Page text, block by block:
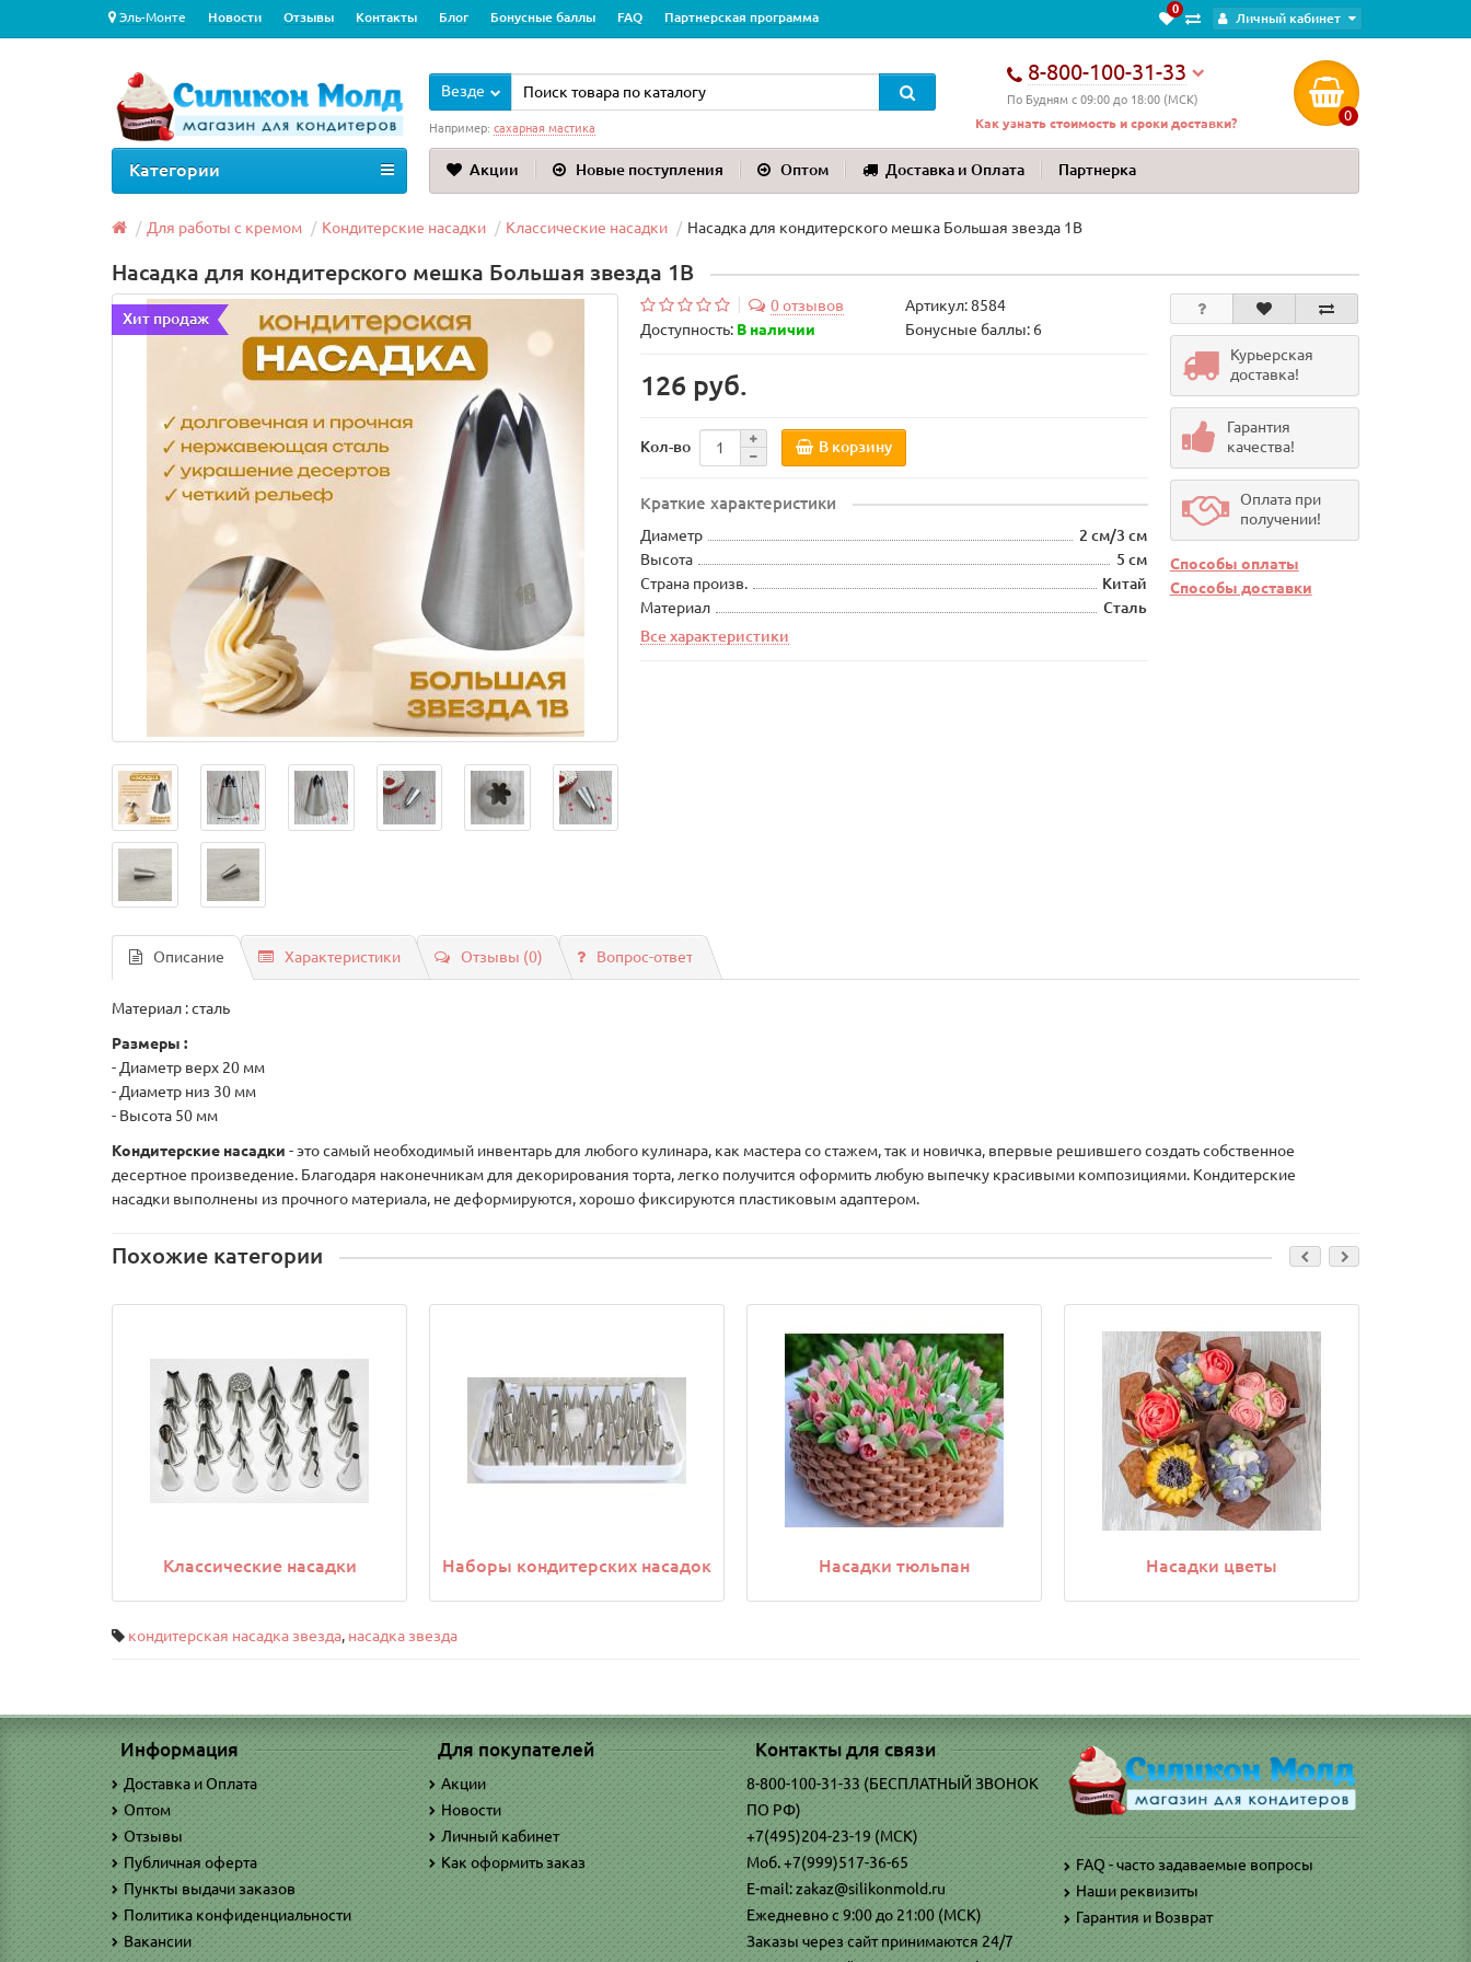
0
Личный кабинет
Эль-Монте Новости Отзывы Контакты Блог Бонусные баллы FAQ Партнерская программа
8-800-100-31-33
По Будням с 09:00 до 18:00 (МСК)
Как узнать стоимость и сроки доставки?
0
Везде
Например: сахарная мастика
Акции Новые поступления Оптом Доставка и Оплата Партнерка
Категории
Для работы с кремом Кондитерские насадки Классические насадки Насадка для кондитерского мешка Большая звезда 1B
Насадка для кондитерского мешка Большая звезда 1B
Хит продаж
0 отзывов Артикул:8584
Доступность: В наличии Бонусные баллы: 6
126 руб.
Кол-во В корзину
Краткие характеристики
Диаметр
2 см/3 см
Высота
5 см
Страна произв.
Китай
Материал
Сталь
Все характеристики
Курьерская
доставка!
Гарантия
качества!
Оплата при
получении!
Способы оплаты
Способы доставки
Описание Характеристики Отзывы (0) Вопрос-ответ
Материал : сталь
Размеры :
- Диаметр верх 20 мм
- Диаметр низ 30 мм
- Высота 50 мм
Кондитерские насадки - это самый необходимый инвентарь для любого кулинара, как мастера со стажем, так и новичка, впервые решившего создать собственное
десертное произведение. Благодаря наконечникам для декорирования торта, легко получится оформить любую выпечку красивыми композициями. Кондитерские
насадки выполнены из прочного материала, не деформируются, хорошо фиксируются пластиковым адаптером.
Похожие категории
Классические насадки Наборы кондитерских насадок Насадки тюльпан Насадки цветы
кондитерская насадка звезда, насадка звезда
Информация
Доставка и Оплата
Оптом
Отзывы
Публичная оферта
Пункты выдачи заказов
Политика конфиденциальности
Вакансии
Для покупателей
Акции
Новости
Личный кабинет
Как оформить заказ
Контакты для связи
8-800-100-31-33 (БЕСПЛАТНЫЙ ЗВОНОК
ПО РФ)
+7(495)204-23-19 (МСК)
Моб. +7(999)517-36-65
E-mail: zakaz@silikonmold.ru
Ежедневно с 9:00 до 21:00 (МСК)
Заказы через сайт принимаются 24/7
FAQ - часто задаваемые вопросы
Наши реквизиты
Гарантия и Возврат